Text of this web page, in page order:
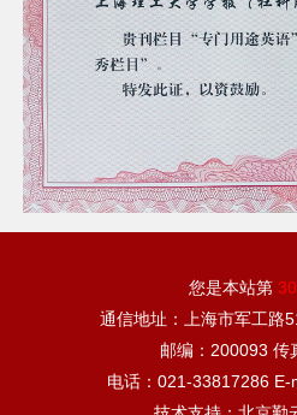
您是本站第
通信地址：上海市军工路
邮编：200093 传
电话：021-33817286